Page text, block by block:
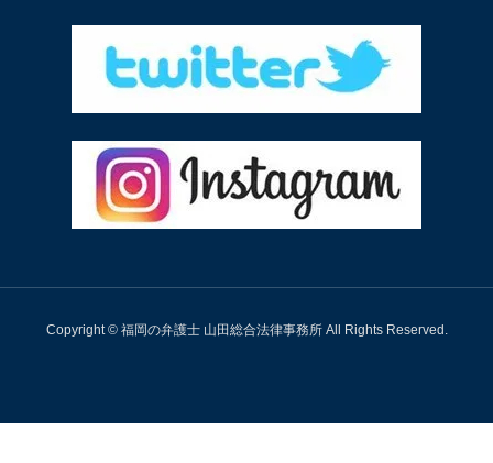
Copyright © 福岡の弁護士 山田総合法律事務所 All Rights Reserved.